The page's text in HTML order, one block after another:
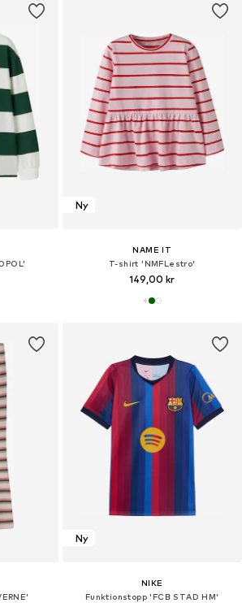
Ny
NAME IT
T-shirt 'NMFLestro'
149,00 kr
Ny
NIKE
Funktionstopp 'FCB STAD HM'